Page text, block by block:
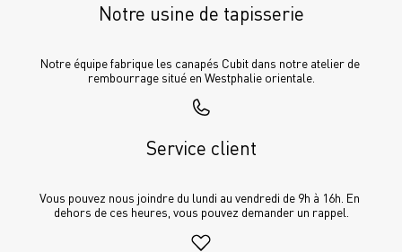
Notre usine de tapisserie
Notre équipe fabrique les canapés Cubit dans notre atelier de
rembourrage situé en Westphalie orientale.
Service client
Vous pouvez nous joindre du lundi au vendredi de 9h à 16h. En
dehors de ces heures, vous pouvez demander un rappel.